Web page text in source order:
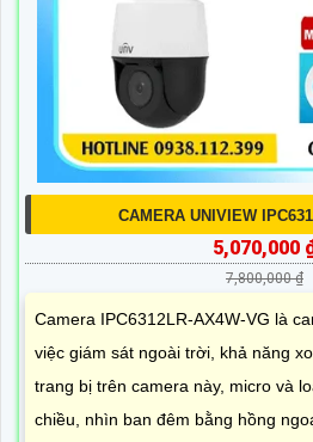
CAMERA UNIVIEW
5,070,000
7,800,000 ₫
Camera IPC6312LR-AX4W-VG là
việc giám sát ngoài trời, khả năng
trang bị trên camera này, micro và
chiều, nhìn ban đêm bằng hồng